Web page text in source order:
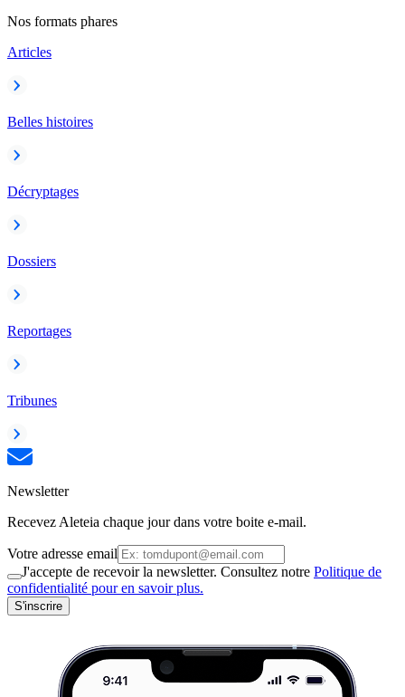
Nos formats phares
Articles
Belles histoires
Décryptages
Dossiers
Reportages
Tribunes
Newsletter
Recevez Aleteia chaque jour dans votre boite e-mail.
Votre adresse email
J'accepte de recevoir la newsletter. Consultez notre Politique de
confidentialité pour en savoir plus.
S'inscrire